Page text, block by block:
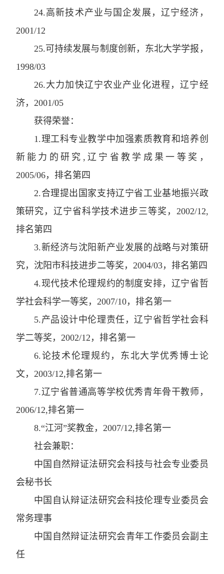
24.高新技术产业与国企发展 ， 辽宁经济 ，
2001/12
25.可持续发展与制度创新， 东北大学学报 ，
1998/03
26.大力加快辽宁农业产业化进程 ，辽宁经
济， 2001/05
获得荣誉：
1.理工科专业教学中加强素质教育和培养创
新能力的研究 , 辽宁省教学成果一等奖 ，
2005/06， 排名第四
2.合理提出国家支持辽宁省工业基地振兴政
策研究 ，辽宁省科学技术进步三等奖 ， 2002/12,
排名第四
3.新经济与沈阳新产业发展的战略与对策研
究， 沈阳市科技进步二等奖 ， 2004/03， 排名第四
4.现代技术伦理规约的制度安排， 辽宁省哲
学社会科学一等奖 ， 2007/10， 排名第一
5.产品设计中伦理责任 ，辽宁省哲学社会科
学二等奖 ， 2002/12 ， 排名第一
6.论技术伦理规约 ， 东北大学优秀博士论
文， 2003/12,排名第一
7.辽宁省普通高等学校优秀青年骨干教师 ，
2006/12,排名第一
8.“江河”奖教金， 2007/12,排名第一
社会兼职：
中国自然辩证法研究会科技与社会专业委员
会秘书长
中国自认辩证法研究会科技伦理专业委员会
常务理事
中国自然辩证法研究会青年工作委员会副主
任